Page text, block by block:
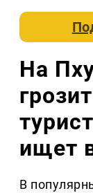
На
ищет
В